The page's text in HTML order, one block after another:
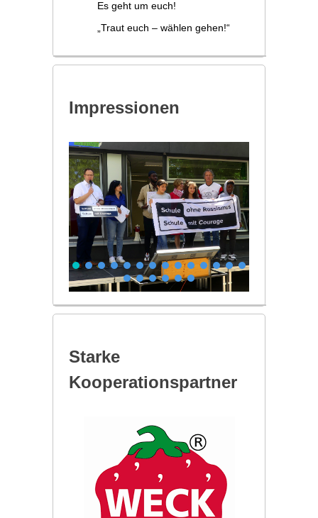
Es geht um euch!
„Traut euch – wählen gehen!“
Impressionen
Starke
Kooperationspartner